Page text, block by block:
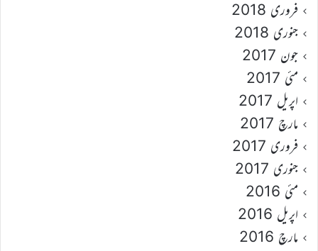
فروری 2018
جنوری 2018
جون 2017
مئی 2017
اپریل 2017
مارچ 2017
فروری 2017
جنوری 2017
مئی 2016
اپریل 2016
مارچ 2016